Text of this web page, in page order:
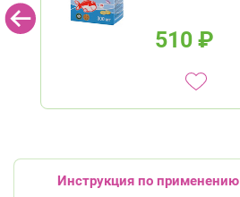
510 ₽
Инструкция по применению